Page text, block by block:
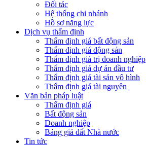
Đối tác
Hệ thống chi nhánh
Hồ sơ năng lực
Dịch vụ thẩm định
Thẩm định giá bất động sản
Thẩm định giá động sản
Thẩm định giá trị doanh nghiệp
Thẩm định giá dự án đầu tư
Thẩm định giá tài sản vô hình
Thẩm định giá tài nguyên
Văn bản pháp luật
Thẩm định giá
Bất động sản
Doanh nghiệp
Bảng giá đất Nhà nước
Tin tức